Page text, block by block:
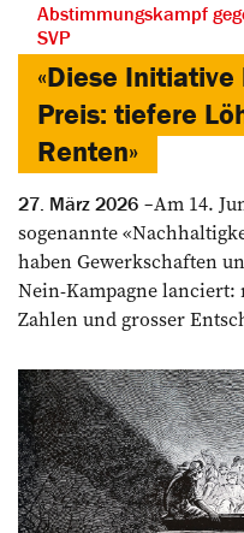
Abstimmungskampf
SVP
«Diese
Preis: tiefere
Renten»
27. März 2026
Am 14.
sogenannte
haben Gewerkschaften
Nein-Kampagne
Zahlen und grosser